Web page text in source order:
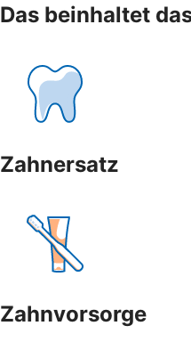
Das beinhaltet
Zahnersatz
Zahnvorsorge